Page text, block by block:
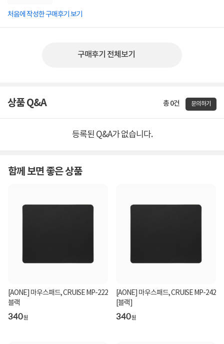
처음에 작성한 구매후기 보기
구매후기 전체보기
상품 Q&A 총 0건 문의하기
등록된 Q&A가 없습니다.
함께 보면 좋은 상품
[AONE] 마우스패드, CRUISE MP-222
블랙
340원
[AONE] 마우스패드, CRUISE MP-242
[블랙]
340원